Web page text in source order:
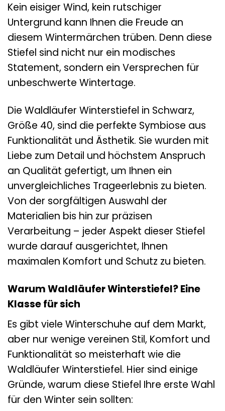
Kein eisiger Wind, kein rutschiger
Untergrund kann Ihnen die Freude an
diesem Wintermärchen trüben. Denn diese
Stiefel sind nicht nur ein modisches
Statement, sondern ein Versprechen für
unbeschwerte Wintertage.
Die Waldläufer Winterstiefel in Schwarz,
Größe 40, sind die perfekte Symbiose aus
Funktionalität und Ästhetik. Sie wurden mit
Liebe zum Detail und höchstem Anspruch
an Qualität gefertigt, um Ihnen ein
unvergleichliches Trageerlebnis zu bieten.
Von der sorgfältigen Auswahl der
Materialien bis hin zur präzisen
Verarbeitung – jeder Aspekt dieser Stiefel
wurde darauf ausgerichtet, Ihnen
maximalen Komfort und Schutz zu bieten.
Warum Waldläufer Winterstiefel? Eine
Klasse für sich
Es gibt viele Winterschuhe auf dem Markt,
aber nur wenige vereinen Stil, Komfort und
Funktionalität so meisterhaft wie die
Waldläufer Winterstiefel. Hier sind einige
Gründe, warum diese Stiefel Ihre erste Wahl
für den Winter sein sollten: